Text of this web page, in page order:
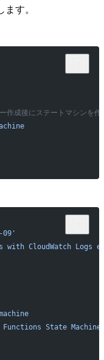
す。
作成後にステートマシンを作
09'
with CloudWatch Logs
State Machine